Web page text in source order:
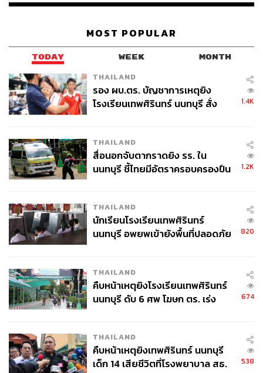
MOST POPULAR
TODAY WEEK MONTH
THAILAND
รอง ผบ.ตร. บัญชาการเหตุยิง
โรงเรียนเทพศิรินทร์ นนทบุรี สั่ง
1.4K
THAILAND
สื่อนอกจับตากราดยิง รร. ใน
นนทบุรี ชี้ไทยมีอัตราครอบครองปืน
1.2K
THAILAND
นักเรียนโรงเรียนเทพศิรินทร์
นนทบุรี อพยพเข้ายังพื้นที่ปลอดภัย
820
THAILAND
คืบหน้าเหตุยิงโรงเรียนเทพศิรินทร์
นนทบุรี ดับ 6 ศพ โฆษก ตร. เร่ง
674
THAILAND
คืบหน้าเหตุยิงเทพศิรินทร์ นนทบุรี
เด็ก 14 เสียชีวิตที่โรงพยาบาล สธ.
538